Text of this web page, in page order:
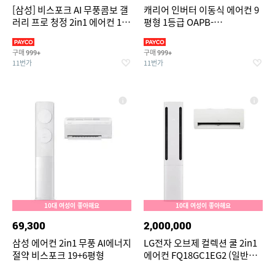
[삼성] 비스포크 AI 무풍콤보 갤
러리 프로 청정 2in1 에어컨 17
센셜 화이트) /
AF90H17D35WRS
구매 999+
11번가
캐리어 인버터 이동식 에어컨 9
평형 1등급 OAPB-
구매 999+
11번가
10대 여성이 좋아해요
69,300
삼성 에어컨 2in1 무풍 AI에너지
절약 비스포크 19+6평형
10대 여성이 좋아해요
2,000,000
LG전자 오브제 컬렉션 쿨 2in1
에어컨 FQ18GC1EG2 (일반배